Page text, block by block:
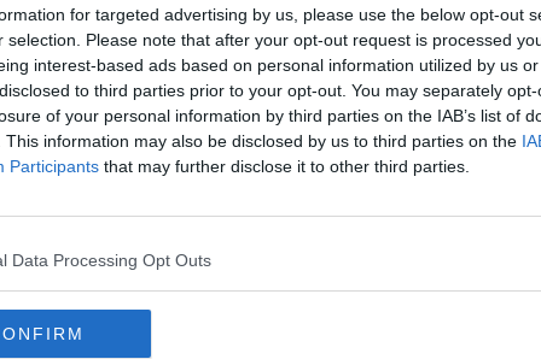
for targeted advertising by us, please use the below opt-out
selection. Please note that after your opt-out request is processed
interest-based ads based on personal information utilized by us
to third parties prior to your opt-out. You may separately
of your personal information by third parties on the IAB’s list of
This information may also be disclosed by us to third parties on the
Participants that may further disclose it to other third parties.
Data Processing Opt Outs
iscriviti alla Newsletter QUInews - ToscanaMedia.
nella tua casella di posta.